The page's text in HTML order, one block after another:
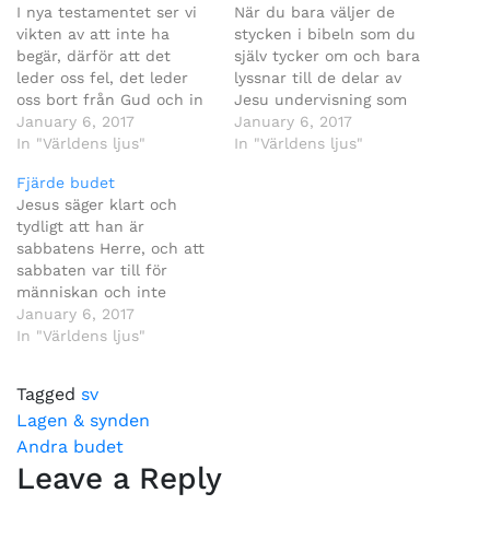
I nya testamentet ser vi
vikten av att inte ha
begär, därför att det
leder oss fel, det leder
oss bort från Gud och in
i avgudadyrkan.
January 6, 2017
In "Världens ljus"
När du bara väljer de
stycken i bibeln som du
själv tycker om och bara
lyssnar till de delar av
Jesu undervisning som
passar din egen agenda
så har du gjort dig en
January 6, 2017
In "Världens ljus"
Fjärde budet
Jesus säger klart och
tydligt att han är
sabbatens Herre, och att
sabbaten var till för
människan och inte
tvärtom. Det innebär att
Gud har skapat en vila
January 6, 2017
In "Världens ljus"
Tagged sv
Post
navigation
Lagen & synden
Andra budet
Leave a Reply